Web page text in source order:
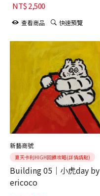
NT$2,500
查看商品 快速預覽
新藝商號
夏天卡利HIGH回饋攻略(詳情請點)
Building 05｜小虎day by
ericoco